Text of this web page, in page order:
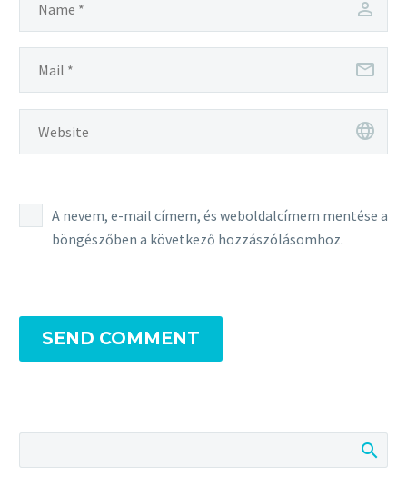
A nevem, e-mail címem, és weboldalcímem mentése a
böngészőben a következő hozzászólásomhoz.
SEND COMMENT